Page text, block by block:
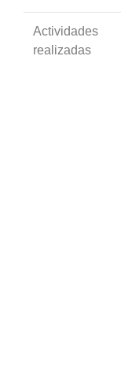
Actividades
realizadas